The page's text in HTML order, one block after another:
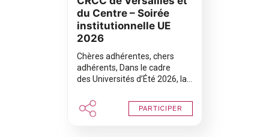
du Centre – Soirée
institutionnelle UE
2026
Chères adhérentes, chers
adhérents, Dans le cadre
des Universités d’Été 2026, la…
PARTICIPER